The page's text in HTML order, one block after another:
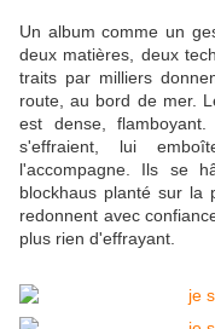
Un album comme un
deux matières, deux
traits par milliers
route, au bord de mer.
est dense,
s'effraient, lui
l'accompagne. Ils se
blockhaus planté sur la
redonnent avec
plus rien d'effrayant.